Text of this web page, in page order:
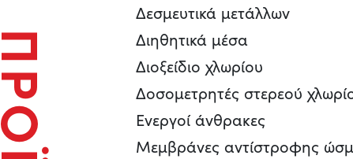
Δεσμευτικά μετάλλων
Διηθητικά μέσα
Διοξείδιο χλωρίου
Δοσομετρητές στερεού
Ενεργοί άνθρακες
Μεμβράνες αντίστροφης